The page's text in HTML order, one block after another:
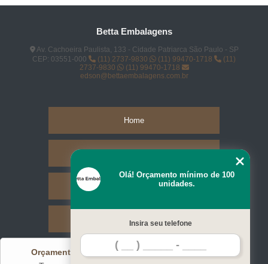
Orçamento mínimo de 100 unidades
Betta Embalagens
Av. Cachoeira Paulista, 133 - Cidade Patriarca São Paulo - SP
CEP: 03551-000
(11) 2737-9830 (11) 99470-1718
(11)
2737-9830
(11) 99470-1718
edson@bettaembalagens.com.br
Home
Serviços
Contato
Olá! Orçamento mínimo de 100
unidades.
Insira seu telefone